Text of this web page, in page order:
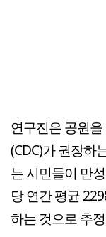
연구진은 공원
(CDC)가 권장하
는 시민들이 만
당 연간 평균
하는 것으로 추